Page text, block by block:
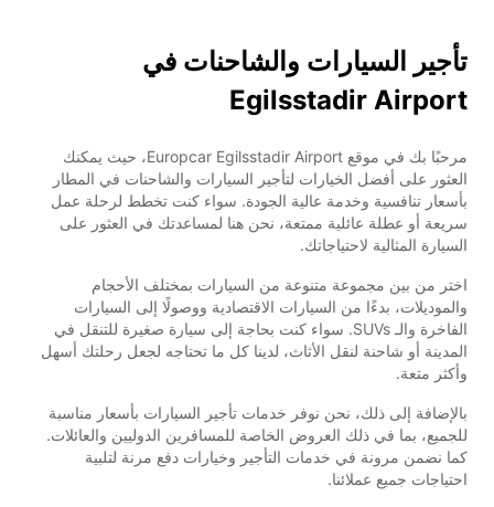
تأجير السيارات والشاحنات في
Egilsstadir Airport
مرحبًا بك في موقع Europcar Egilsstadir Airport، حيث يمكنك
العثور على أفضل الخيارات لتأجير السيارات والشاحنات في المطار
بأسعار تنافسية وخدمة عالية الجودة. سواء كنت تخطط لرحلة عمل
سريعة أو عطلة عائلية ممتعة، نحن هنا لمساعدتك في العثور على
السيارة المثالية لاحتياجاتك.
اختر من بين مجموعة متنوعة من السيارات بمختلف الأحجام
والموديلات، بدءًا من السيارات الاقتصادية ووصولًا إلى السيارات
الفاخرة والـ SUVs. سواء كنت بحاجة إلى سيارة صغيرة للتنقل في
المدينة أو شاحنة لنقل الأثاث، لدينا كل ما تحتاجه لجعل رحلتك أسهل
وأكثر متعة.
بالإضافة إلى ذلك، نحن نوفر خدمات تأجير السيارات بأسعار مناسبة
للجميع، بما في ذلك العروض الخاصة للمسافرين الدوليين والعائلات.
كما نضمن مرونة في خدمات التأجير وخيارات دفع مرنة لتلبية
احتياجات جميع عملائنا.